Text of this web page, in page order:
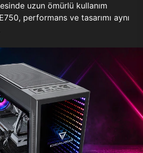
uzun ömürlü kullanım
performans ve tasarımı aynı